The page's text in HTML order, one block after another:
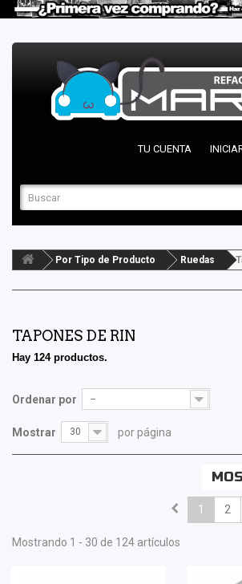
TU CUENTA
Por Tipo de Producto Ruedas
TAPONES DE RIN
Hay 124 productos.
Ordenar por --
Mostrar 30 por página
1 2
Mostrando 1 - 30 de 124 artículos